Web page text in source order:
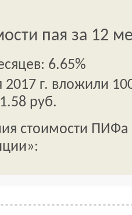
пая за 12
6.65%
г. вложили
руб.
стоимости